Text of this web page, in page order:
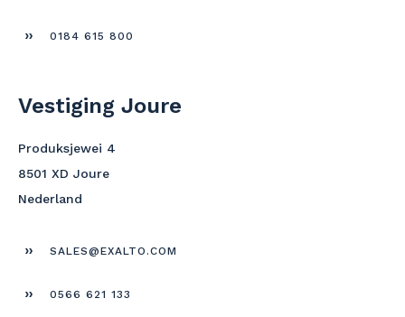
0184 615 800
Vestiging Joure
Produksjewei 4
8501 XD Joure
Nederland
SALES@EXALTO.COM
0566 621 133